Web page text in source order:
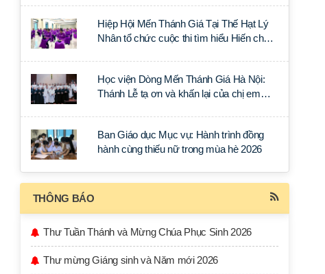
Hiệp Hội Mến Thánh Giá Tại Thế Hạt Lý
Nhân tổ chức cuộc thi tìm hiểu Hiến chế
Học viện Dòng Mến Thánh Giá Hà Nội:
Thánh Lễ tạ ơn và khấn lại của chị em
Ban Giáo dục Mục vụ: Hành trình đồng
hành cùng thiếu nữ trong mùa hè 2026
THÔNG BÁO
Thư Tuần Thánh và Mừng Chúa Phục Sinh 2026
Thư mừng Giáng sinh và Năm mới 2026